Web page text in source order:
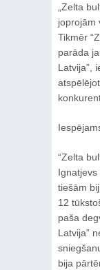
„Zelta
joprojām
Tikmēr
parāda
Latvija”,
“Zelta
tiešām
12
paša
Latvija”
bija